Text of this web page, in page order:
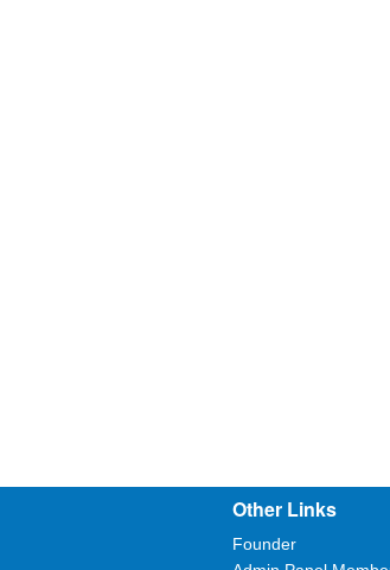
Other Links
Founder